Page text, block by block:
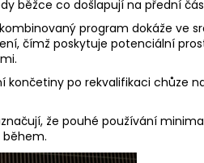
běžce co došlapují na přední
program dokáže ve
čímž poskytuje potenciální
končetiny po rekvalifikaci chůze
že pouhé používání
během.